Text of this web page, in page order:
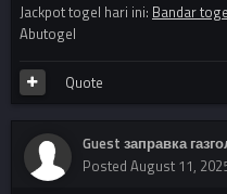
Jackpot togel hari ini: Bandar
Abutogel
Quote
Guest заправка
Posted August 11,